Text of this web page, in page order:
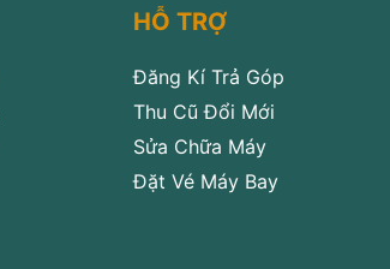
HỖ TRỢ
Đăng Kí Trả Góp
Thu Cũ Đổi Mới
Sửa Chữa Máy
Đặt Vé Máy Bay